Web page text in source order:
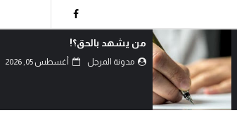
من يشهد بالحق؟!
مدونة المرجل أغسطس 05, 2026